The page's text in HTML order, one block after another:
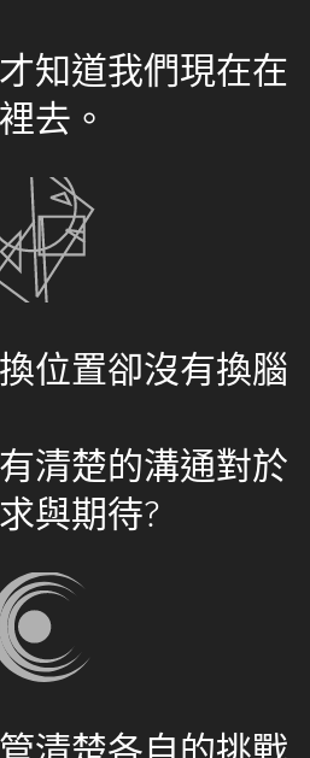
知道我們現在在
去。
位置卻沒有換腦
清楚的溝通對於
與期待?